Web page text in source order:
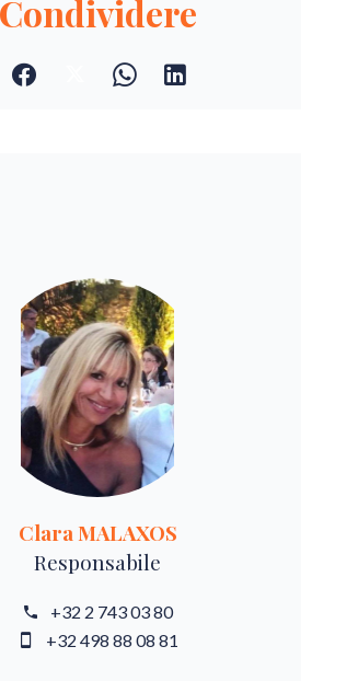
Condividere
Clara MALAXOS
Responsabile
+32 2 743 03 80
+32 498 88 08 81